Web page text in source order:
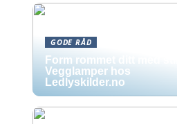
GODE RÅD
Form rommet ditt med stil:
Vegglamper hos
Ledlyskilder.no